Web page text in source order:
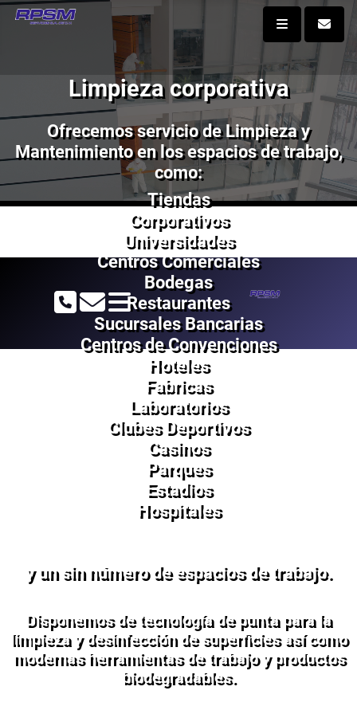
Limpieza corporativa
Ofrecemos servicio de Limpieza y
Mantenimiento en los espacios de trabajo,
como:
Tiendas
Corporativos
Universidades
Centros Comerciales
Bodegas
Restaurantes
Sucursales Bancarias
Centros de Convenciones
Hoteles
Fabricas
Laboratorios
Clubes Deportivos
Casinos
Parques
Estadios
Hospitales
y un sin número de espacios de trabajo.
Disponemos de tecnología de punta para la
limpieza y desinfección de superficies así como
modernas herramientas de trabajo y productos
biodegradables.